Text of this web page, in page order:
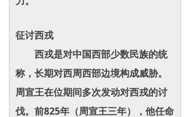
征讨西戎
西戎是对中国西部少数民族的统
称，长期对西周西部边境构成威胁。
周宣王在位期间多次发动对西戎的讨
伐。前825年（周宣王三年），他任命